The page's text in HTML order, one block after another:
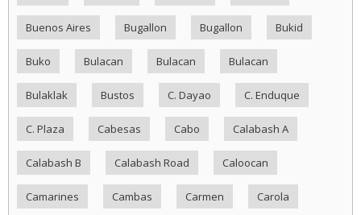
Buenos Aires Bugallon Bugallon Bukid
Buko Bulacan Bulacan Bulacan
Bulaklak Bustos C. Dayao C. Enduque
C. Plaza Cabesas Cabo Calabash A
Calabash B Calabash Road Caloocan
Camarines Cambas Carmen Carola